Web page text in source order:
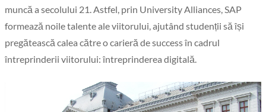
muncă a secolului 21. Astfel, prin University Alliances, SAP
formează noile talente ale viitorului, ajutând studenții să își
pregătească calea către o carieră de success în cadrul
întreprinderii viitorului: întreprinderea digitală.